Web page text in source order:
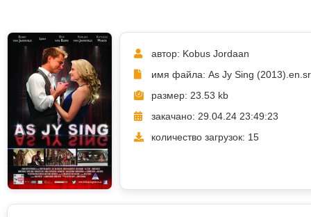
автор: Kobus Jordaan
имя файла: As Jy Sing
размер: 23.53 kb
закачано: 29.04.24 23:49:23
количество загрузок: 15